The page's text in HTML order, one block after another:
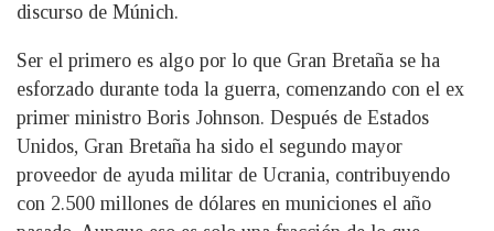
discurso de Múnich.
Ser el primero es algo por lo que Gran Bretaña se ha
esforzado durante toda la guerra, comenzando con el ex
primer ministro Boris Johnson. Después de Estados
Unidos, Gran Bretaña ha sido el segundo mayor
proveedor de ayuda militar de Ucrania, contribuyendo
con 2.500 millones de dólares en municiones el año